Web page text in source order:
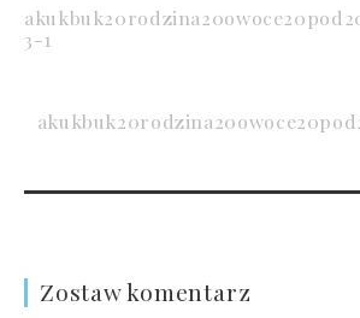
3-1
Zostaw komentarz